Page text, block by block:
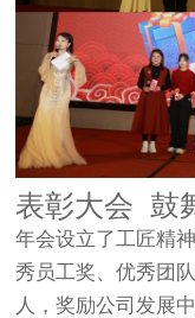
表彰大会 鼓
年会设立了工匠精
秀员工奖、优秀团
人，奖励公司发展